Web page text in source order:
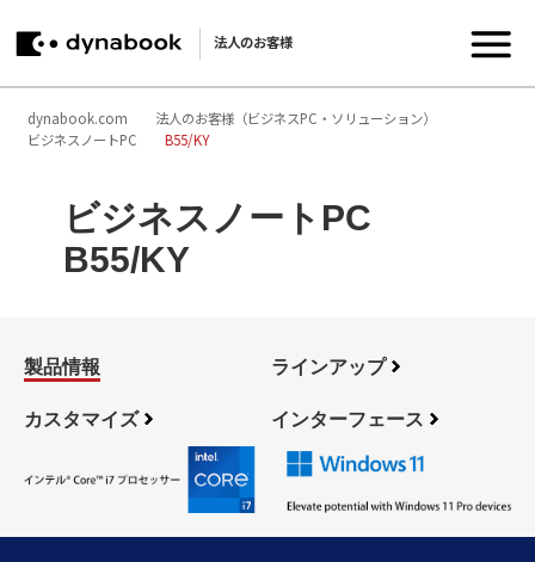
法人のお客様
dynabook.com
法人のお客様（ビジネスPC・ソリューション）
ビジネスノートPC
B55/KY
ビジネスノートPC
B55/KY
製品情報 ラインアップ
カスタマイズ インターフェース